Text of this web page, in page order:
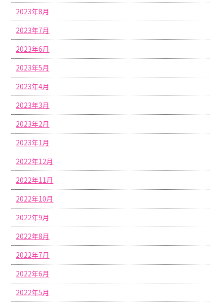
2023年8月
2023年7月
2023年6月
2023年5月
2023年4月
2023年3月
2023年2月
2023年1月
2022年12月
2022年11月
2022年10月
2022年9月
2022年8月
2022年7月
2022年6月
2022年5月